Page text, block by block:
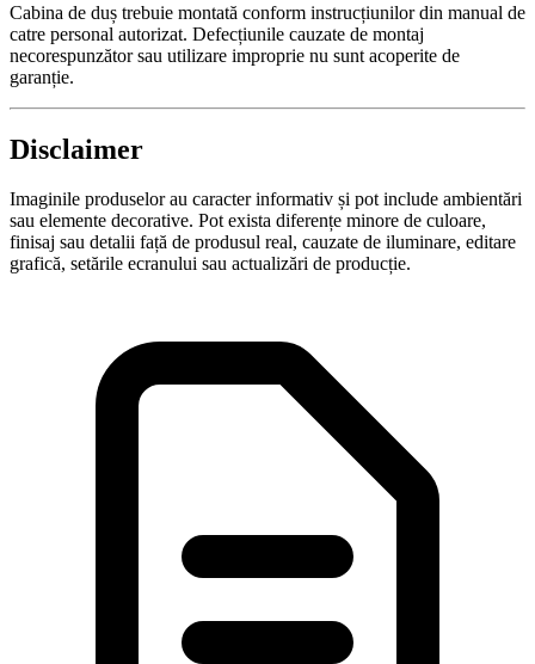
Cabina de duș trebuie montată conform instrucțiunilor din manual de
catre personal autorizat. Defecțiunile cauzate de montaj
necorespunzător sau utilizare improprie nu sunt acoperite de
garanție.
Disclaimer
Imaginile produselor au caracter informativ și pot include ambientări
sau elemente decorative. Pot exista diferențe minore de culoare,
finisaj sau detalii față de produsul real, cauzate de iluminare, editare
grafică, setările ecranului sau actualizări de producție.